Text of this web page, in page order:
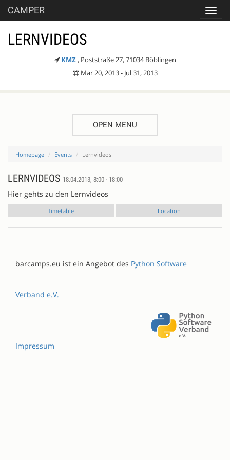
CAMPER
LERNVIDEOS
KMZ , Poststraße 27, 71034 Böblingen
Mar 20, 2013 - Jul 31, 2013
OPEN MENU
Homepage Events Lernvideos
LERNVIDEOS 18.04.2013, 8:00 - 18:00
Hier gehts zu den Lernvideos
Timetable Location
barcamps.eu ist ein Angebot des Python Software
Verband e.V.
Impressum